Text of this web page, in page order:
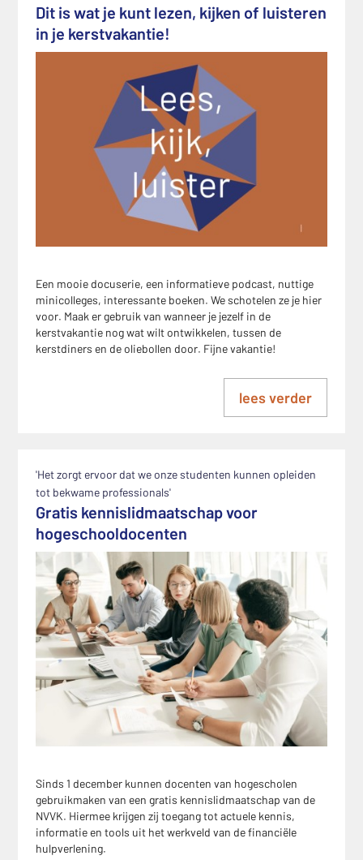
Dit is wat je kunt lezen, kijken of luisteren
in je kerstvakantie!
Een mooie docuserie, een informatieve podcast, nuttige
minicolleges, interessante boeken. We schotelen ze je hier
voor. Maak er gebruik van wanneer je jezelf in de
kerstvakantie nog wat wilt ontwikkelen, tussen de
kerstdiners en de oliebollen door. Fijne vakantie!
lees verder
'Het zorgt ervoor dat we onze studenten kunnen opleiden
tot bekwame professionals'
Gratis kennislidmaatschap voor
hogeschooldocenten
Sinds 1 december kunnen docenten van hogescholen
gebruikmaken van een gratis kennislidmaatschap van de
NVVK. Hiermee krijgen zij toegang tot actuele kennis,
informatie en tools uit het werkveld van de financiële
hulpverlening.